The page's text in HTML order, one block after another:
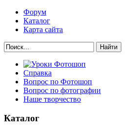
Форум
Каталог
Карта сайта
Найти
Справка
Вопрос по Фотошоп
Вопрос по фотографии
Наше творчество
Каталог